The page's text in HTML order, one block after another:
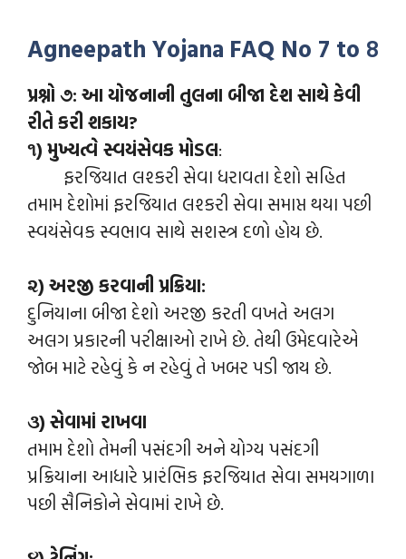
Agneepath Yojana FAQ No 7 to 8
પ્રશ્નો ૭: આ યોજનાની તુલના બીજા દેશ સાથે કેવી
રીતે કરી શકાય?
૧) મુખ્યત્વે સ્વયંસેવક મોડલ:
ફરજિયાત લશ્કરી સેવા ધરાવતા દેશો સહિત
તમામ દેશોમાં ફરજિયાત લશ્કરી સેવા સમાપ્ત થયા પછી
સ્વયંસેવક સ્વભાવ સાથે સશસ્ત્ર દળો હોય છે.
૨) અરજી કરવાની પ્રક્રિયા:
દુનિયાના બીજા દેશો અરજી કરતી વખતે અલગ
અલગ પ્રકારની પરીક્ષાઓ રાખે છે. તેથી ઉમેદવારેએ
જોબ માટે રહેવું કે ન રહેવું તે ખબર પડી જાય છે.
૩) સેવામાં રાખવા
તમામ દેશો તેમની પસંદગી અને યોગ્ય પસંદગી
પ્રક્રિયાના આધારે પ્રારંભિક ફરજિયાત સેવા સમયગાળા
પછી સૈનિકોને સેવામાં રાખે છે.